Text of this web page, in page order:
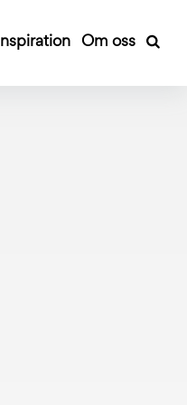
Inspiration Om oss